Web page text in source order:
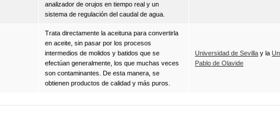
analizador de orujos en tiempo real y un
sistema de regulación del caudal de agua.
Trata directamente la aceituna para convertirla
en aceite, sin pasar por los procesos
intermedios de molidos y batidos que se
efectúan generalmente, los que muchas veces
son contaminantes. De esta manera, se
obtienen productos de calidad y más puros.
Universidad de Sevilla y la
Pablo de Olavide